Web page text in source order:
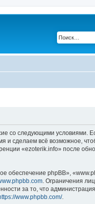
со следующими условиями.
и сделаем всё возможное,
«ezoterik.info» после
обеспечение phpBB»,
. Ограничения
за то, что
www.phpbb.com/.